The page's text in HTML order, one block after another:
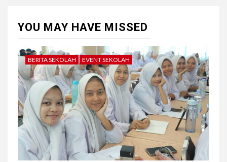
YOU MAY HAVE MISSED
BERITA SEKOLAH EVENT SEKOLAH